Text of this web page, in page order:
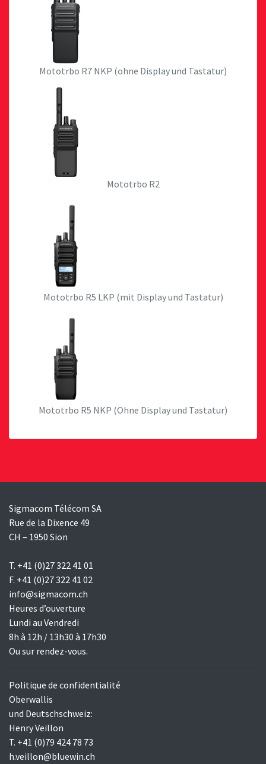
Mototrbo R7 NKP (ohne Display und Tastatur)
Mototrbo R2
Mototrbo R5 LKP (mit Display und Tastatur)
Mototrbo R5 NKP (Ohne Display und Tastatur)
Sigmacom Télécom SA
Rue de la Dixence 49
CH – 1950 Sion
T. +41 (0)27 322 41 01
F. +41 (0)27 322 41 02
info@sigmacom.ch
Heures d’ouverture
Lundi au Vendredi
8h à 12h / 13h30 à 17h30
Ou sur rendez-vous.
Politique de confidentialité
Oberwallis
und Deutschschweiz:
Henry Veillon
T. +41 (0)79 424 78 73
h.veillon@bluewin.ch